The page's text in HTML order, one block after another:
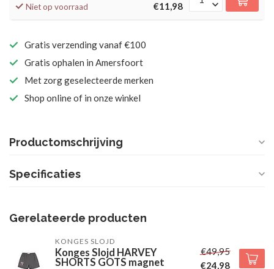
Niet op voorraad
€11,98
Gratis verzending vanaf €100
Gratis ophalen in Amersfoort
Met zorg geselecteerde merken
Shop online of in onze winkel
Productomschrijving
Specificaties
Gerelateerde producten
KONGES SLOJD
Konges Slojd HARVEY
SHORTS GOTS magnet
€49,95
€24,98